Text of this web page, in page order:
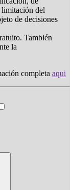
del
de decisiones
También
la
completa aqui